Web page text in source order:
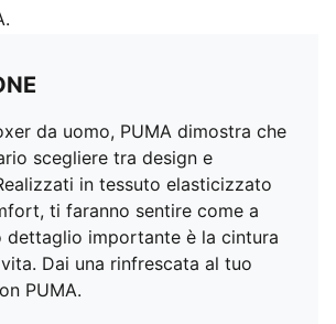
da uomo, PUMA dimostra che
scegliere tra design e
in tessuto elasticizzato
ti faranno sentire come a
dettaglio importante è la cintura
Dai una rinfrescata al tuo
PUMA.